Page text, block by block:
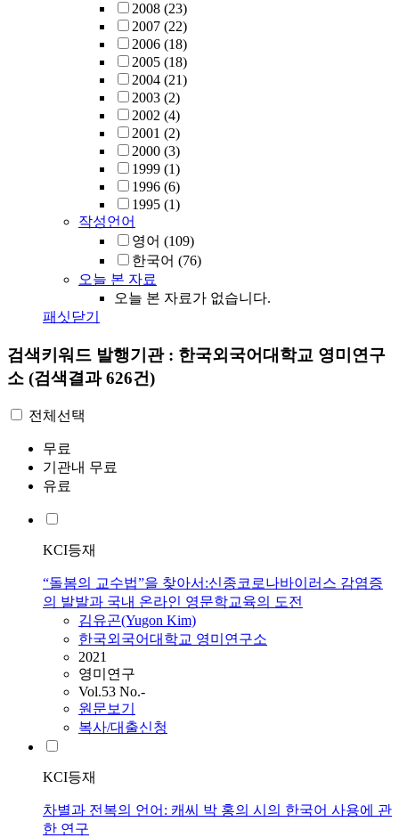
2008 (23)
2007 (22)
2006 (18)
2005 (18)
2004 (21)
2003 (2)
2002 (4)
2001 (2)
2000 (3)
1999 (1)
1996 (6)
1995 (1)
작성언어
영어 (109)
한국어 (76)
오늘 본 자료
오늘 본 자료가 없습니다.
패싯닫기
검색키워드 발행기관 : 한국외국어대학교 영미연구
소 (검색결과 626건)
전체선택
무료
기관내 무료
유료
KCI등재
“돌봄의 교수법”을 찾아서:신종코로나바이러스 감염증
의 발발과 국내 온라인 영문학교육의 도전
김유곤(Yugon Kim)
한국외국어대학교 영미연구소
2021
영미연구
Vol.53 No.-
원문보기
복사/대출신청
KCI등재
차별과 전복의 언어: 캐씨 박 홍의 시의 한국어 사용에 관
한 연구